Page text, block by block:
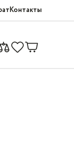
Контакты